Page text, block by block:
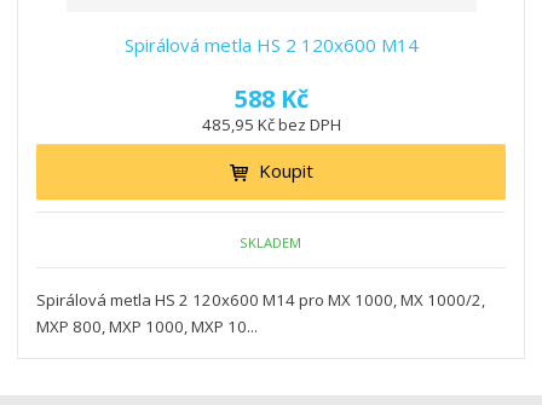
Spirálová metla HS 2 120x600 M14
588 Kč
485,95 Kč bez DPH
Koupit
SKLADEM
Spirálová metla HS 2 120x600 M14 pro MX 1000, MX 1000/2,
MXP 800, MXP 1000, MXP 10...